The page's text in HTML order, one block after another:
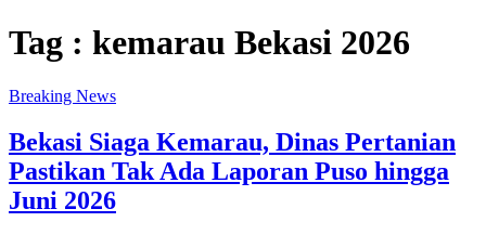
Tag : kemarau Bekasi 2026
Breaking News
Bekasi Siaga Kemarau, Dinas Pertanian
Pastikan Tak Ada Laporan Puso hingga
Juni 2026